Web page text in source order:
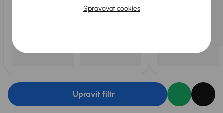
Upravit filtr
Spravovat cookies